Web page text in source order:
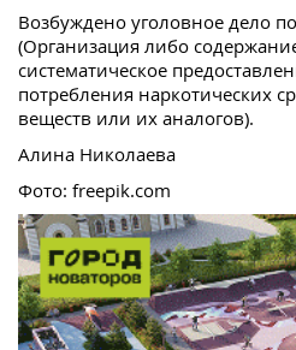
Возбуждено уголовное дело
(Организация либо
систематическое
потребления наркотических
веществ или их аналогов).
Алина Николаева
Фото: freepik.com